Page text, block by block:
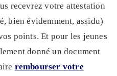
recevrez votre attestation
bien évidemment, assidu)
points. Et pour les jeunes
donné un document
rembourser votre